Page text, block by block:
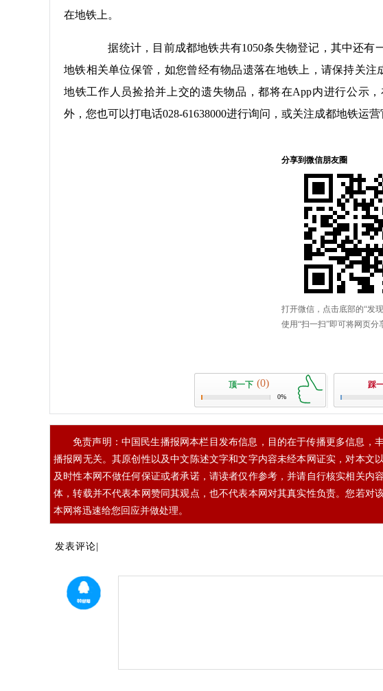
在地铁上。
据统计，目前成都地铁共有1050条失物登记，其中还有
地铁相关单位保管，如您曾经有物品遗落在地铁上，请保持关注
地铁工作人员捡拾并上交的遗失物品，都将在App内进行公示
外，您也可以打电话028-61638000进行询问，或关注成都地铁运
顶一下 (0)
0%
踩
免责声明：中国民生播报网本栏目发布信息，目的在于传播更多信息，
播报网无关。其原创性以及中文陈述文字和文字内容未经本网证实，对本文
及时性本网不做任何保证或者承诺，请读者仅作参考，并请自行核实相关内
体，转载并不代表本网赞同其观点，也不代表本网对其真实性负责。您若对
本网将迅速给您回应并做处理。
发表评论|